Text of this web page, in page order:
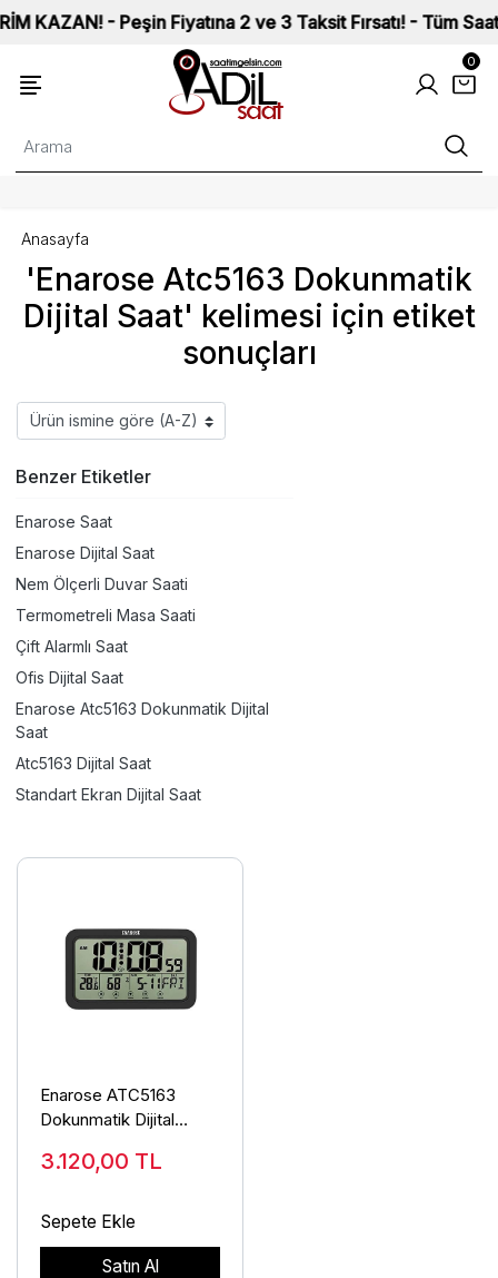
KAZAN! - Peşin Fiyatına 2 ve 3 Taksit Fırsatı! - Tüm
0
'Enarose Atc5163 Dokunmatik
Dijital Saat' kelimesi için etiket
sonuçları
Anasayfa
Benzer Etiketler
Enarose Saat
Enarose Dijital Saat
Nem Ölçerli Duvar Saati
Termometreli Masa Saati
Çift Alarmlı Saat
Ofis Dijital Saat
Enarose Atc5163 Dokunmatik Dijital
Saat
Atc5163 Dijital Saat
Standart Ekran Dijital Saat
Enarose ATC5163
Dokunmatik Dijital
Sıcaklık Nem
3.120,00 TL
Sepete Ekle
Satın Al